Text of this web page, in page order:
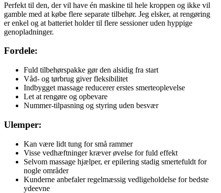
Perfekt til den, der vil have én maskine til hele kroppen og ikke vil
gamble med at købe flere separate tilbehør. Jeg elsker, at rengøring
er enkel og at batteriet holder til flere sessioner uden hyppige
genopladninger.
Fordele:
Fuld tilbehørspakke gør den alsidig fra start
Våd- og tørbrug giver fleksibilitet
Indbygget massage reducerer erstes smerteoplevelse
Let at rengøre og opbevare
Nummer-tilpasning og styring uden besvær
Ulemper:
Kan være lidt tung for små rammer
Visse vedhæftninger kræver øvelse for fuld effekt
Selvom massage hjælper, er epilering stadig smertefuldt for
nogle områder
Kunderne anbefaler regelmæssig vedligeholdelse for bedste
ydeevne